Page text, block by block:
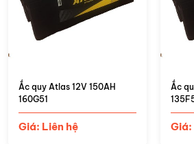
Ắc quy Atlas 12V 150AH
160G51
Giá: Liên hệ
Ắc
Giá: